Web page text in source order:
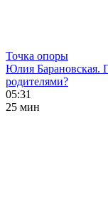
Точка опоры
Юлия Барановская.
родителями?
05:31
25 мин